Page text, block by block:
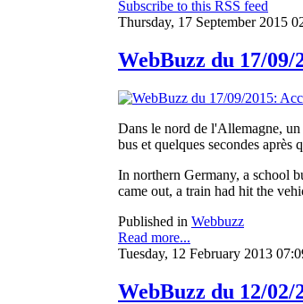
Subscribe to this RSS feed
Thursday, 17 September 2015
WebBuzz du 17/
Dans le nord de l'Allemagne, un
bus et quelques secondes
In northern Germany, a school
came out, a train had hit the
Published in Webbuzz
Read more...
Tuesday, 12 February 2013
WebBuzz du 12/02/